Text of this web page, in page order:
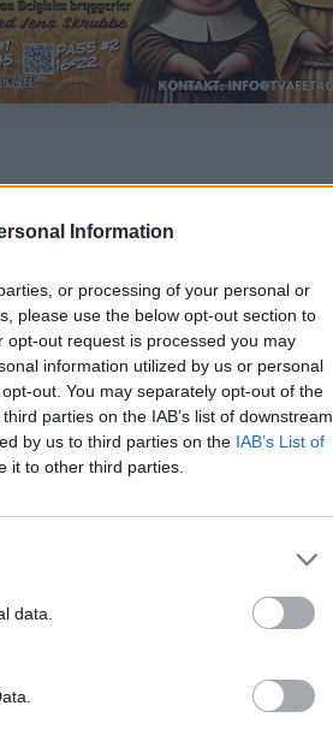
Information
or processing of your personal or
please use the below opt-out section to
out request is processed you may
information utilized by us or personal
out. You may separately opt-out of the
parties on the IAB’s list of downstream
by us to third parties on the IAB’s List of
it to other third parties.
data.
ingen nytt
för kapad ölblogg
veckor sedan kapades
pilsner.nu:s Facebooksida
för att få tillbaka sidan. Utan...